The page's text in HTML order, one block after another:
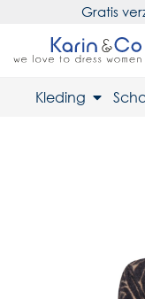
Gratis
Kleding